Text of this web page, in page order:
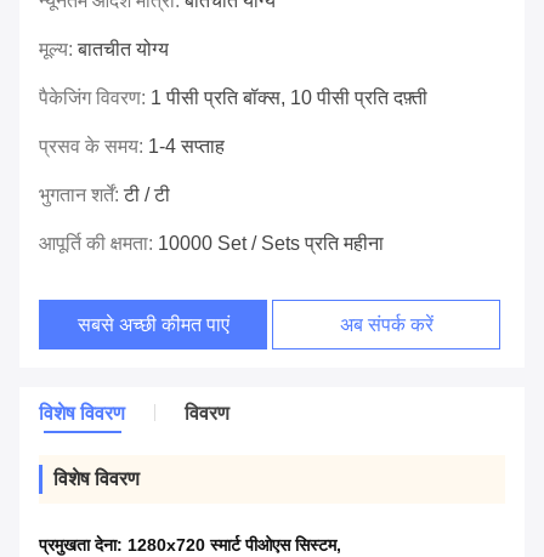
मूल्य:बातचीत योग्य
पैकेजिंग विवरण: 1 पीसी प्रति बॉक्स, 10 पीसी प्रति दफ़्ती
प्रसव के समय: 1-4 सप्ताह
भुगतान शर्तें:टी / टी
आपूर्ति की क्षमता: 10000 Set / Sets प्रति महीना
सबसे अच्छी कीमत पाएं अब संपर्क करें
विशेष विवरण विवरण
विशेष विवरण
प्रमुखता देना: 1280x720 स्मार्ट पीओएस सिस्टम,